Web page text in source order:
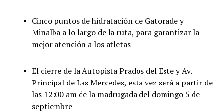
Cinco puntos de hidratación de Gatorade y
Minalba a lo largo de la ruta, para garantizar la
mejor atención a los atletas
El cierre de la Autopista Prados del Este y Av.
Principal de Las Mercedes, esta vez será a partir de
las 12:00 am de la madrugada del domingo 5 de
septiembre